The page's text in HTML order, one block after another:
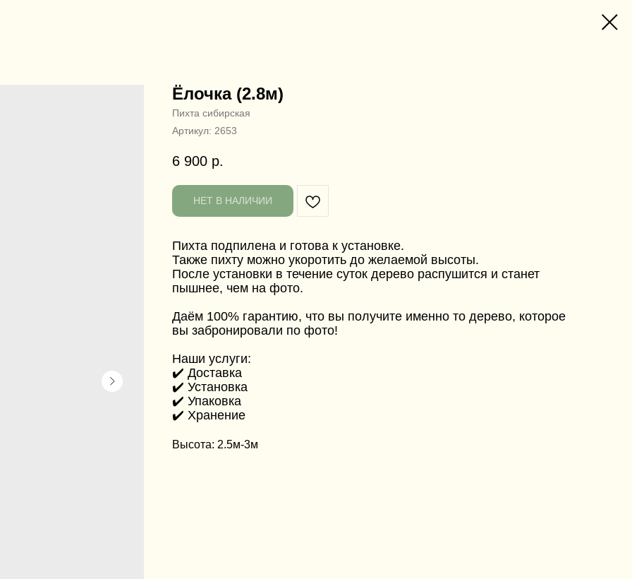
Ёлочка (2.8м)
Пихта сибирская
Артикул: 2653
6 900 р.
НЕТ В НАЛИЧИИ
Пихта подпилена и готова к установке.
Также пихту можно укоротить до желаемой высоты.
После установки в течение суток дерево распушится и станет
пышнее, чем на фото.
Даём 100% гарантию, что вы получите именно то дерево, которое
вы забронировали по фото!
Наши услуги:
✔️ Доставка
✔️ Установка
✔️ Упаковка
✔️ Хранение
Высота: 2.5м-3м